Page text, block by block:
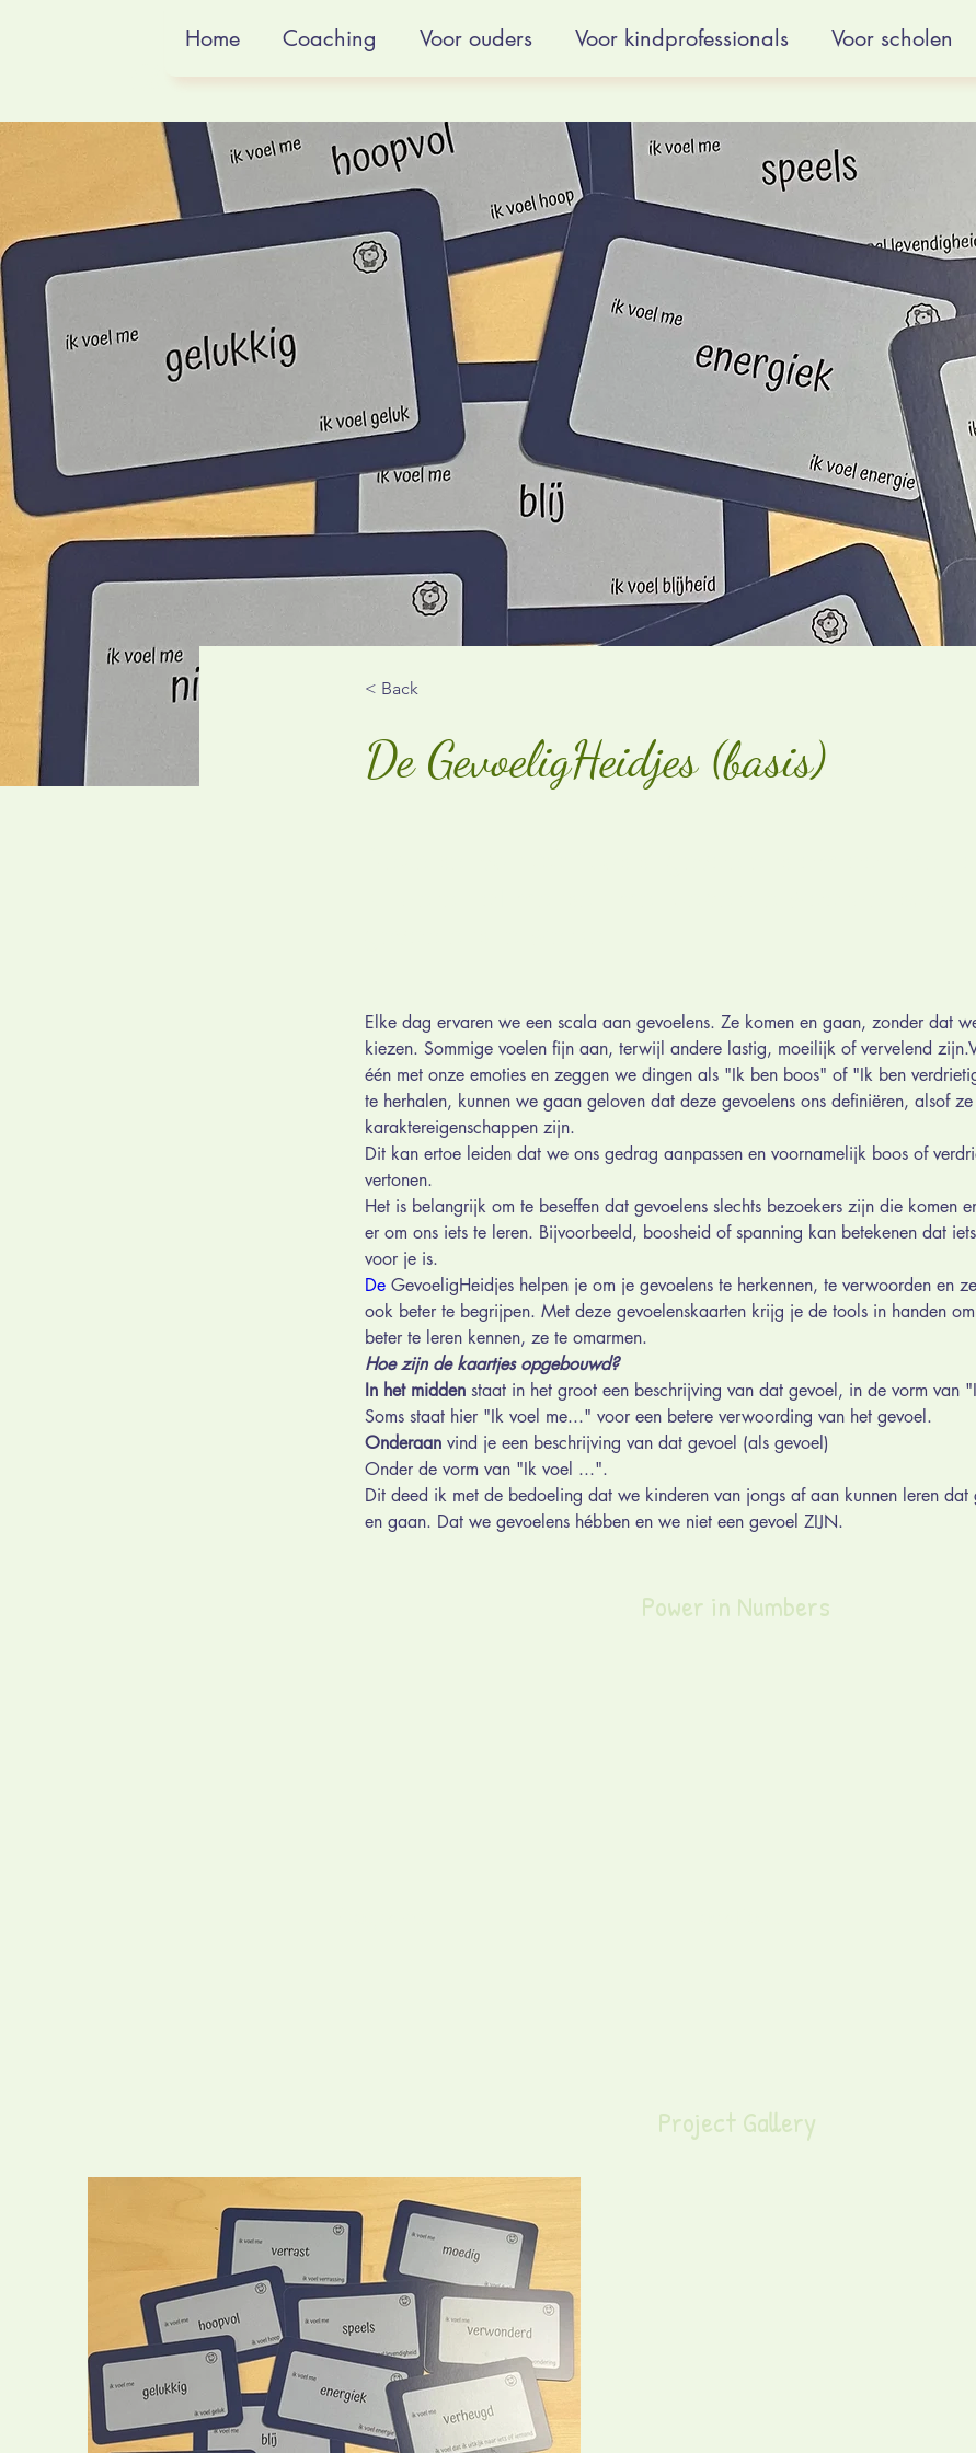
De
Inloggen
Home Coaching Voor ouders Voor kindprofessionals Voor scholen
< Back
De GevoeligHeidjes (basis)
Elke dag ervaren we een scala aan gevoelens. Ze komen en gaan, zonder dat
kiezen. Sommige voelen fijn aan, terwijl andere lastig, moeilijk of vervelend
één met onze emoties en zeggen we dingen als "Ik ben boos" of "Ik ben
te herhalen, kunnen we gaan geloven dat deze gevoelens ons definiëren, alsof ze
karaktereigenschappen zijn.
Dit kan ertoe leiden dat we ons gedrag aanpassen en voornamelijk boos of
vertonen.
Het is belangrijk om te beseffen dat gevoelens slechts bezoekers zijn die komen
er om ons iets te leren. Bijvoorbeeld, boosheid of spanning kan betekenen dat
voor je is.
De GevoeligHeidjes helpen je om je gevoelens te herkennen, te verwoorden en
ook beter te begrijpen. Met deze gevoelenskaarten krijg je de tools in handen
beter te leren kennen, ze te omarmen.
Hoe zijn de kaartjes opgebouwd?
In het midden staat in het groot een beschrijving van dat gevoel, in de vorm van
Soms staat hier "Ik voel me..." voor een betere verwoording van het gevoel.
Onderaan vind je een beschrijving van dat gevoel (als gevoel)
Onder de vorm van "Ik voel ...".
Dit deed ik met de bedoeling dat we kinderen van jongs af aan kunnen leren dat
en gaan. Dat we gevoelens hébben en we niet een gevoel ZIJN.
Power in Numbers
Project Gallery